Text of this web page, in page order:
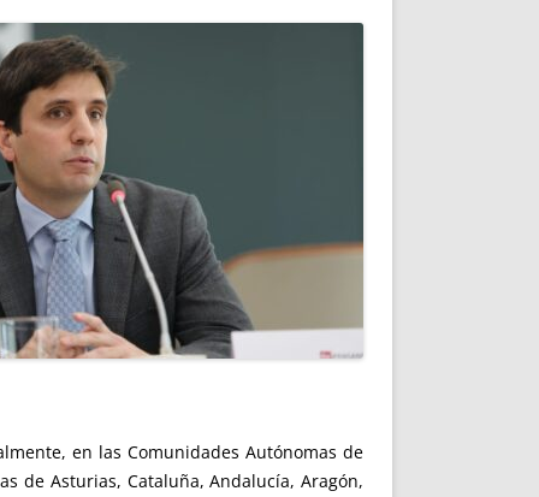
IRPF
NUEVA ETAPA
POLÍTICA DE PRIVACIDAD
AVISO LEGAL
REPORTAR INCIDENCIA
LOGOTIPO
ENTREVISTAS
SONRISA
ENVÍA CORREO
CANALES DE VÍDEO
en las Comunidades Autónomas de
de Asturias, Cataluña, Andalucía, Aragón,